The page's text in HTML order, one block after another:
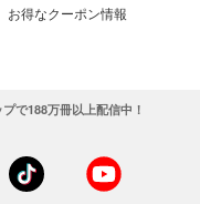
お得なクーポン情報
で188万冊以上配信中！